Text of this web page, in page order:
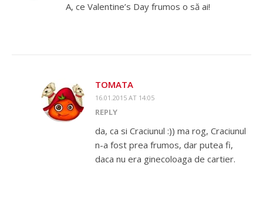
A, ce Valentine’s Day frumos o să ai!
TOMATA
16.01.2015 AT 14:05
REPLY
da, ca si Craciunul :)) ma rog, Craciunul
n-a fost prea frumos, dar putea fi,
daca nu era ginecoloaga de cartier.